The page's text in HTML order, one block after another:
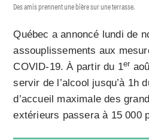
Des amis prennent une bière sur une terrasse.
Québec a annoncé lundi de
assouplissements aux
COVID-19. À partir du 1er
servir de l’alcool jusqu’à 1h
d’accueil maximale des
extérieurs passera à 15 000